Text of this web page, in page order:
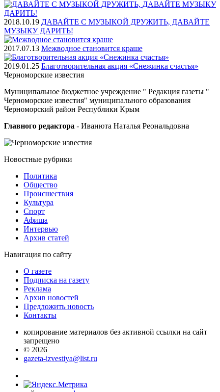
2018.10.19 ДАВАЙТЕ С МУЗЫКОЙ ДРУЖИТЬ, ДАВАЙТЕ
МУЗЫКУ ДАРИТЬ!
2017.07.13 Межводное становится краше
2019.01.25 Благотворительная акция «Снежинка счастья»
Черноморские известия
Муниципальное бюджетное учреждение " Редакция газеты "
Черноморские известия" муниципального образования
Черноморский район Республики Крым
Главного редактора - Иванюта Наталья Реональдовна
Новостные рубрики
Политика
Общество
Проиcшествия
Культура
Спорт
Афиша
Интервью
Архив статей
Навигация по сайту
О газете
Подписка на газету
Реклама
Архив новостей
Предложить новость
Контакты
копирование материалов без активной ссылки на сайт
запрещено
© 2026
gazeta-izvestiya@list.ru